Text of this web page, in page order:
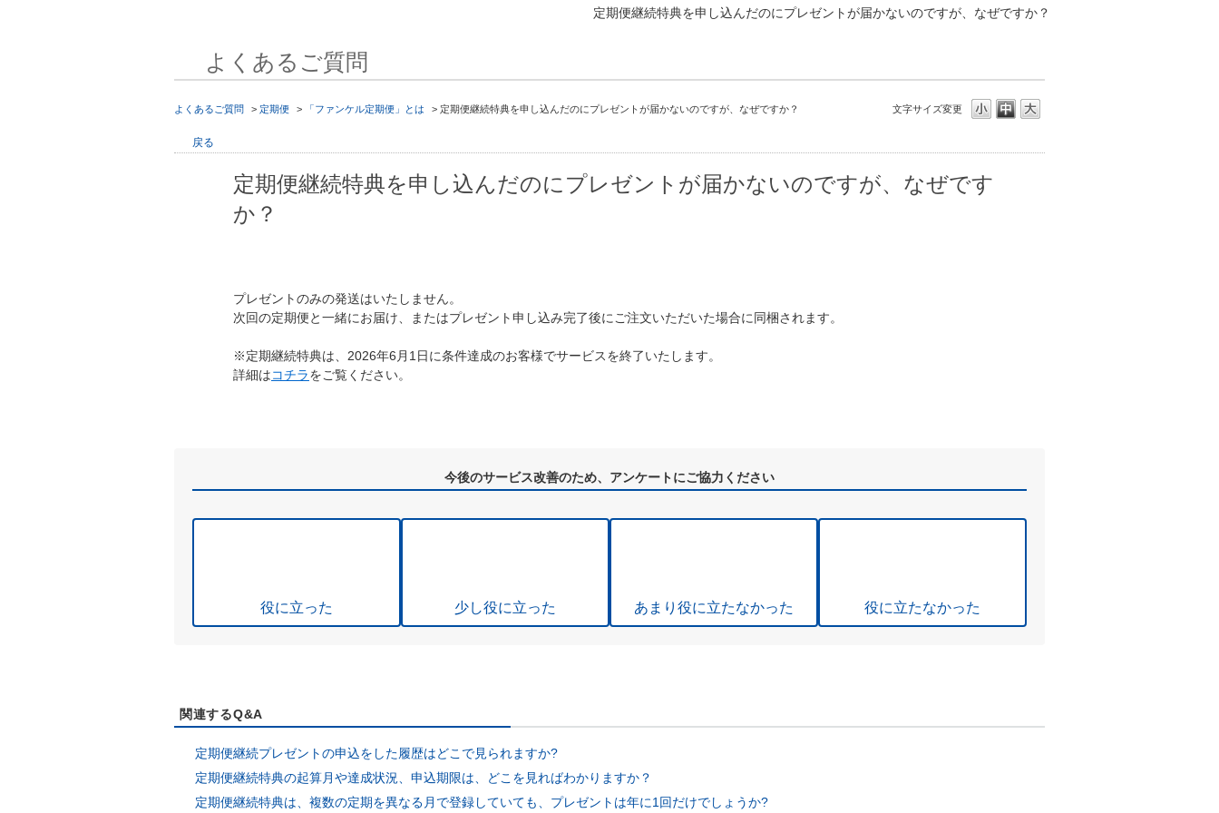
定期便継続特典を申し込んだのにプレゼントが届かないのですが、なぜですか？
よくあるご質問
文字サイズ変更
よくあるご質問 > 定期便 > 「ファンケル定期便」とは > 定期便継続特典を申し込んだのにプレゼントが届かないのですが、なぜですか？
戻る
定期便継続特典を申し込んだのにプレゼントが届かないのですが、なぜです
か？
プレゼントのみの発送はいたしません。
次回の定期便と一緒にお届け、またはプレゼント申し込み完了後にご注文いただいた場合に同梱されます。
※定期継続特典は、2026年6月1日に条件達成のお客様でサービスを終了いたします。
詳細はコチラをご覧ください。
今後のサービス改善のため、アンケートにご協力ください
役に立った 少し役に立った あまり役に立たなかった 役に立たなかった
関連するQ&A
定期便継続プレゼントの申込をした履歴はどこで見られますか?
定期便継続特典の起算月や達成状況、申込期限は、どこを見ればわかりますか？
定期便継続特典は、複数の定期を異なる月で登録していても、プレゼントは年に1回だけでしょうか?